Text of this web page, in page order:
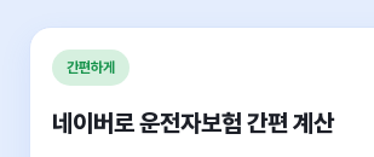
간편하게
네이버로 운전자보험 간편 계산